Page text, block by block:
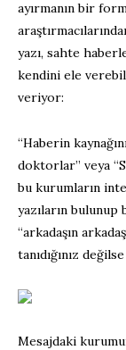
ayırmanın bir
yazı, sahte
kendini ele
veriyor:
“Haberin
doktorlar” veya
bu kurumların
yazıların bulunup
“arkadaşın
tanıdığınız
Mesajdaki